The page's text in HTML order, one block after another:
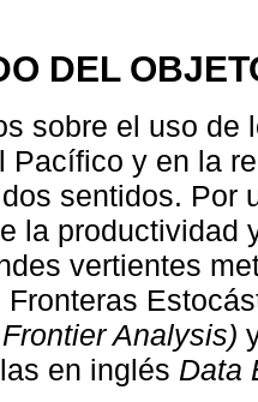
DEL
sobre el uso de
Pacífico y en la
sentidos. Por
la productividad
vertientes
Analysis)
en inglés Data